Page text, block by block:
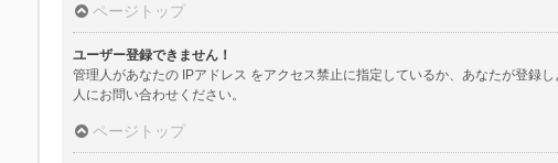
ページトップ
ユーザー登録できません！
管理人があなたの IPアドレス をアクセス禁止に指定しているか、あなたが登録
人にお問い合わせください。
ページトップ